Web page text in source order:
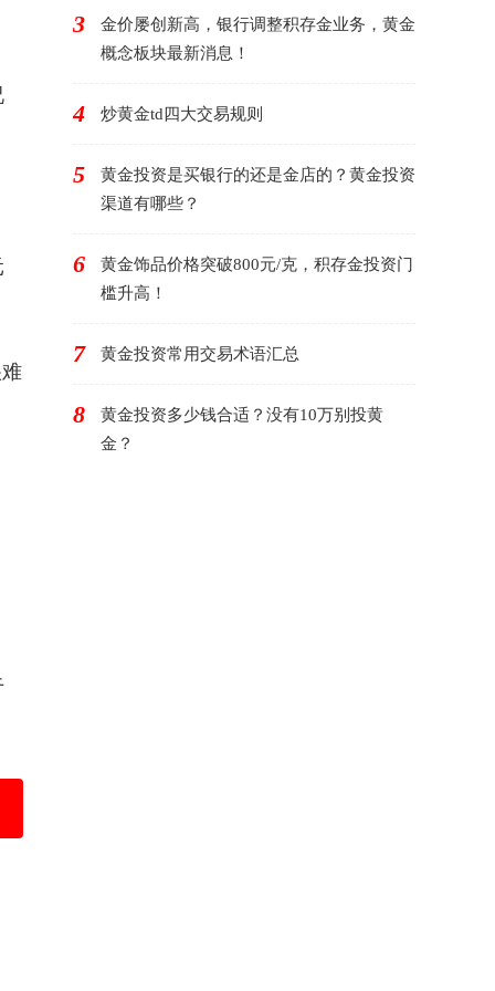
3
金价屡创新高，银行调整积存金业务，黄金
概念板块最新消息！
4 炒黄金td四大交易规则
5
黄金投资是买银行的还是金店的？黄金投资
渠道有哪些？
6
黄金饰品价格突破800元/克，积存金投资门
槛升高！
7 黄金投资常用交易术语汇总
8
黄金投资多少钱合适？没有10万别投黄
金？